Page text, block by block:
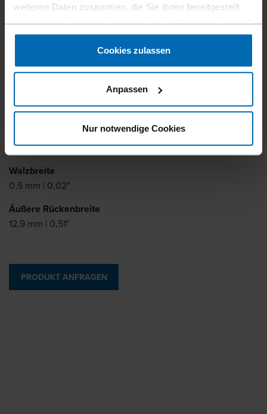
weiteren Daten zusammen, die Sie ihnen bereitgestellt
gesammelt haben.
Cookies zulassen
Anpassen
Nur notwendige Cookies
BECK RI 26
NAGEL RI26, RAPID 66R
6 - 8 mm | 1/4 - 5/16"
0,4 mm | 0,02"
Walzbreite
0,5 mm | 0,02"
Äußere Rückenbreite
12,9 mm | 0,51"
PRODUKT ANFRAGEN